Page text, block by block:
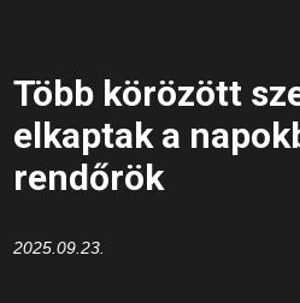
Több körözött
elkaptak a
rendőrök
2025.09.23.